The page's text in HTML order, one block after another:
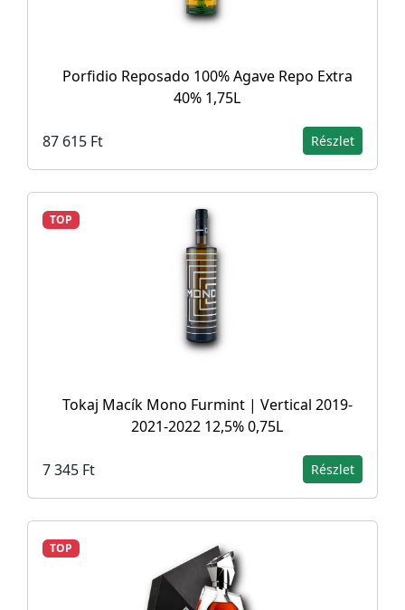
Porfidio Reposado 100% Agave Repo Extra
40% 1,75L
87 615 Ft Részlet
TOP
Tokaj Macík Mono Furmint | Vertical 2019-
2021-2022 12,5% 0,75L
7 345 Ft Részlet
TOP